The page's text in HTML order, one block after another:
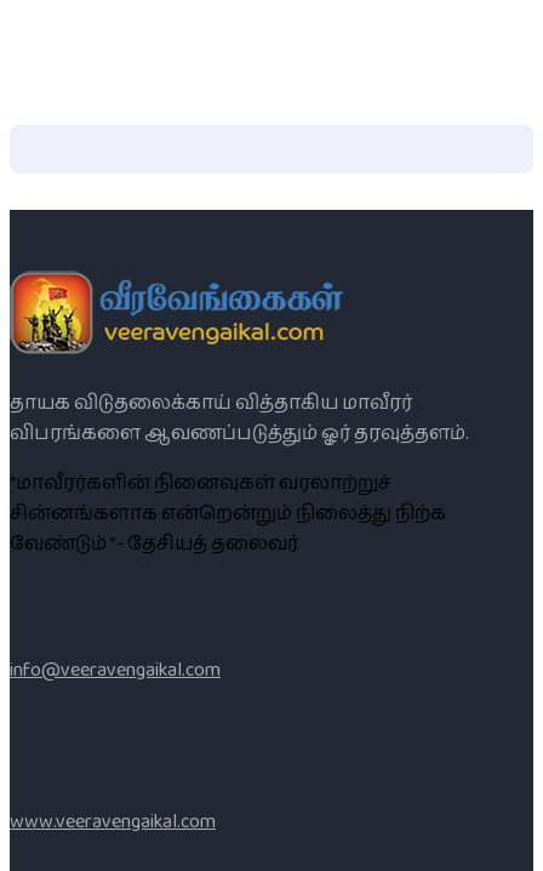
தாயக விடுதலைக்காய் வித்தாகிய மாவீரர்
விபரங்களை ஆவணப்படுத்தும் ஓர் தரவுத்தளம்.
“மாவீரர்களின் நினைவுகள் வரலாற்றுச்
சின்னங்களாக என்றென்றும் நிலைத்து நிற்க
வேண்டும் ”- தேசியத் தலைவர்
info@veeravengaikal.com
www.veeravengaikal.com